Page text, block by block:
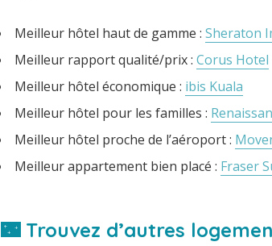
Meilleur hôtel haut de gamme : Sheraton
Meilleur rapport qualité/prix : Corus Hotel
Meilleur hôtel économique : ibis Kuala
Meilleur hôtel pour les familles :
Meilleur hôtel proche de l’aéroport :
Meilleur appartement bien placé : Fraser
🌃 Trouvez d’autres